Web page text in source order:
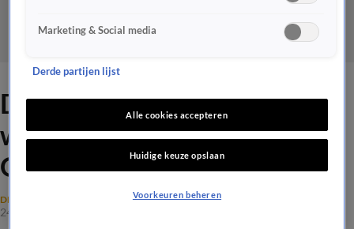
Davina Michelle treedt
woensdagavond op bij De
Oranjezomer!
DE ORANJEZOMER NIEUWS
24 juli 2024, 18:37
Marketing & Social media
Derde partijen lijst
Alle cookies accepteren
Huidige keuze opslaan
Voorkeuren beheren